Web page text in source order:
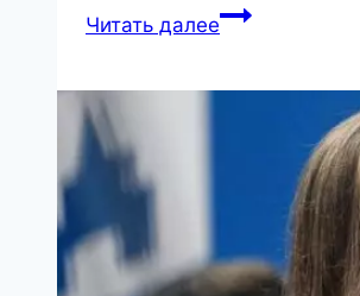
Читать далееО
предупредить
Выберите
1